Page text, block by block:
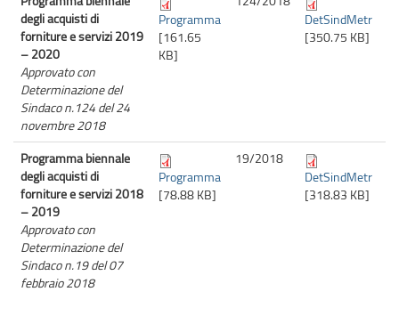
degli acquisti di
forniture e servizi 2019
– 2020
Approvato con
Determinazione del
Sindaco n.124 del 24
novembre 2018
Programma
[161.65
KB]
DetSindMetr
[350.75 KB]
Programma biennale
degli acquisti di
forniture e servizi 2018
– 2019
Approvato con
Determinazione del
Sindaco n.19 del 07
febbraio 2018
Programma
[78.88 KB]
19/2018
DetSindMetr
[318.83 KB]